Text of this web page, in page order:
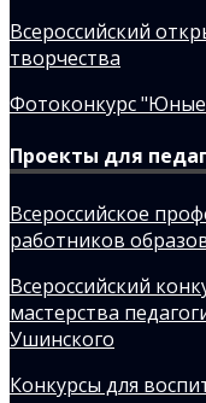
Всероссийский
творчества
Фотоконкурс
Проекты для
Всероссийское
работников
Всероссийский
мастерства
Ушинского
Конкурсы для